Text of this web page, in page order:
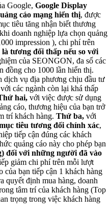
Google, Google Display
cáo mạng hiển thị, được
tiêu tăng nhận biết thương
khi doanh nghiệp lựa chọn quảng
impression ), chi phí trên
tương đối thấp nếu so với
của SEONGON, đa số các
đồng cho 1000 lần hiển thị.
dịch vụ địa phương chịu đầu tư
các ngành còn lại khá thấp
hai, với việc được sử dụng
cáo, thương hiệu của bạn trở
trí khách hàng. Thứ ba, với
tiêu tương đối chính xác,
tiếp cận đúng các khách
quảng cáo này cho phép bạn
đối với những người đã vào
giảm chi phí trên mỗi lượt
của bạn tiếp cận 1 khách hàng
quyết định mua hàng, doanh
tâm trí của khách hàng (Top
trọng trong việc khách hàng